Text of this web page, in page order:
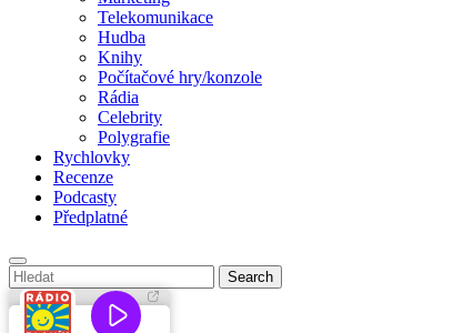
Telekomunikace
Hudba
Knihy
Počítačové hry/konzole
Rádia
Celebrity
Polygrafie
Rychlovky
Recenze
Podcasty
Předplatné